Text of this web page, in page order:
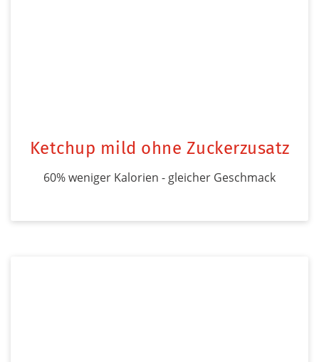
Ketchup mild ohne Zuckerzusatz
60% weniger Kalorien - gleicher Geschmack